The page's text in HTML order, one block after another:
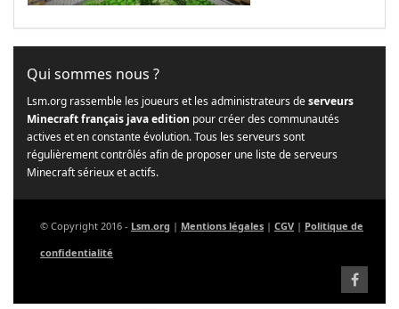
Qui sommes nous ?
Lsm.org rassemble les joueurs et les administrateurs deserveurs
Minecraft français java edition pour créer des communautés
actives et en constante évolution. Tous les serveurs sont
régulièrement contrôlés afin de proposer une liste de serveurs
Minecraft sérieux et actifs.
© Copyright 2016 - Lsm.org | Mentions légales | CGV | Politique de
confidentialité